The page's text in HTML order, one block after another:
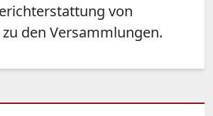
von
den Versammlungen.